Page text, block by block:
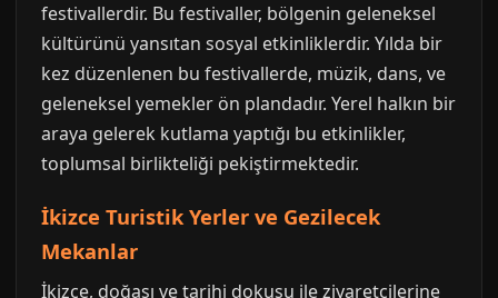
festivallerdir. Bu festivaller, bölgenin geleneksel
kültürünü yansıtan sosyal etkinliklerdir. Yılda bir
kez düzenlenen bu festivallerde, müzik, dans, ve
geleneksel yemekler ön plandadır. Yerel halkın bir
araya gelerek kutlama yaptığı bu etkinlikler,
toplumsal birlikteliği pekiştirmektedir.
İkizce Turistik Yerler ve Gezilecek
Mekanlar
İkizce, doğası ve tarihi dokusu ile ziyaretçilerine